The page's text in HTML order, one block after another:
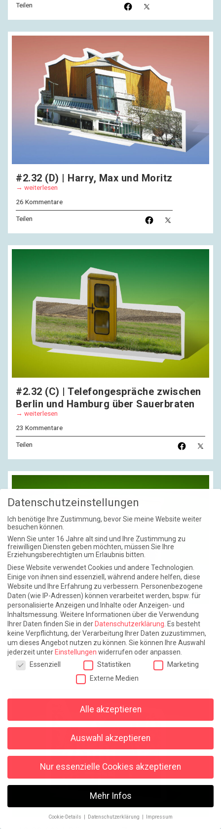
Teilen
#2.32 (D) | Harry, Max und Moritz
weiterlesen
26 Kommentare
Teilen
#2.32 (C) | Telefongespräche zwischen
Berlin und Hamburg über Sauerbraten
weiterlesen
23 Kommentare
Teilen
#2.32 (B) | Wie im Fieber
weiterlesen
19 Kommentare
Datenschutzeinstellungen
Ich benötige Ihre Zustimmung, bevor Sie meine Website weiter
besuchen können.
Wenn Sie unter 16 Jahre alt sind und Ihre Zustimmung zu
freiwilligen Diensten geben möchten, müssen Sie Ihre
Erziehungsberechtigten um Erlaubnis bitten.
Diese Website verwendet Cookies und andere Technologien.
Einige von ihnen sind essenziell, während andere helfen, diese
Website und Ihre Erfahrung zu verbessern. Personenbezogene
Daten (wie IP-Adressen) können verarbeitet werden, bspw. für
personalisierte Anzeigen und Inhalte oder Anzeigen- und
Inhaltsmessung. Weitere Informationen über die Verwendung
Ihrer Daten finden Sie in der Datenschutzerklärung Es besteht
keine Verpflichtung, der Verarbeitung Ihrer Daten zuzustimmen,
um dieses Angebot nutzen zu können. Sie können Ihre Auswahl
jederzeit unter Einstellungen widerrufen oder anpassen.
Datenschutzeinstellungen
Essenziell Statistiken
Marketing
Externe Medien
Alle akzeptieren
Auswahl akzeptieren
Nur essenzielle Cookies akzeptieren
Mehr Infos
Cookie-Details Datenschutzerklärung Impressum